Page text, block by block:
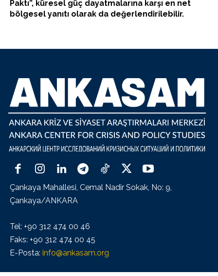
Paktı”, küresel güç dayatmalarına karşı en net
bölgesel yanıtı olarak da değerlendirilebilir.
Çankaya Mahallesi, Cemal Nadir Sokak, No: 9,
Çankaya/ANKARA
Tel: +90 312 474 00 46
Faks: +90 312 474 00 45
E-Posta: info@ankasam.org